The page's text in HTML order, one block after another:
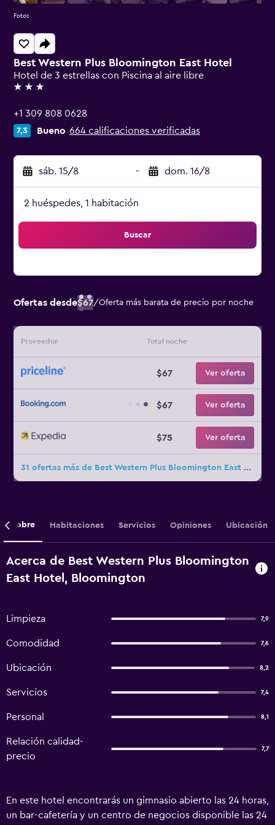
Best Western Plus Bloomington East Hotel
Hotel de 3 estrellas con Piscina al aire libre
3 estrellas
+1 309 808 0628
7,3 Bueno 664 calificaciones verificadas
sáb. 15/8 - dom. 16/8
2 huéspedes, 1 habitación
Buscar
Ofertas desde$67/Oferta más barata de precio por noche
Proveedor Total noche
$67 Ver oferta
$67 Ver oferta
$75 Ver oferta
31 ofertas más de Best Western Plus Bloomington East Hotel
Fotos
Sobre Habitaciones Servicios Opiniones Ubicación
Acerca de Best Western Plus Bloomington
East Hotel, Bloomington
Limpieza 7,9
Comodidad 7,6
Ubicación 8,2
Servicios 7,4
Personal 8,1
Relación calidad-
precio
7,7
En este hotel encontrarás un gimnasio abierto las 24 horas,
un bar-cafetería y un centro de negocios disponible las 24